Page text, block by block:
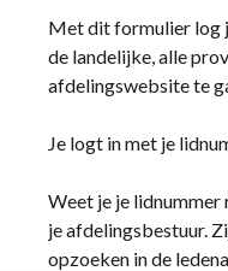
Met dit formulier log
de landelijke, alle
afdelingswebsite te
Je logt in met je
Weet je je lidnummer
je afdelingsbestuur.
opzoeken in de